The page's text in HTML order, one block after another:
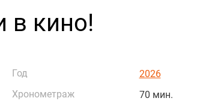
в кино!
Год
2026
Хронометраж
70 мин.